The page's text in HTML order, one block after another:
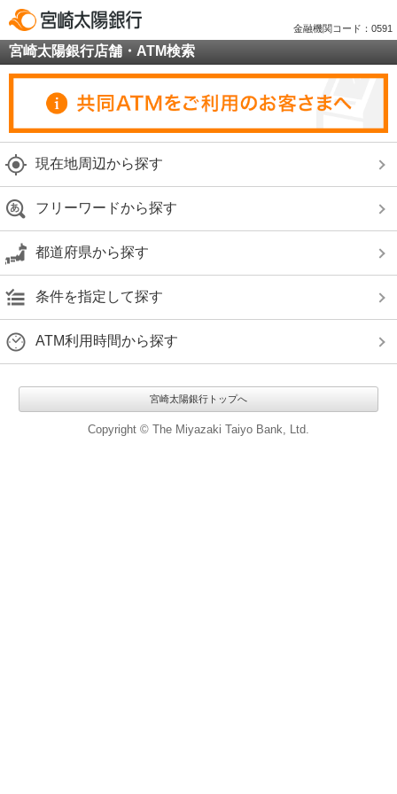
金融機関コード：0591
宮崎太陽銀行店舗・ATM検索
現在地周辺から探す
フリーワードから探す
都道府県から探す
条件を指定して探す
ATM利用時間から探す
宮崎太陽銀行トップへ
Copyright © The Miyazaki Taiyo Bank, Ltd.